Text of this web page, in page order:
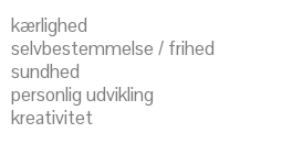
kærlighed
selvbestemmelse / frihed
sundhed
personlig udvikling
kreativitet